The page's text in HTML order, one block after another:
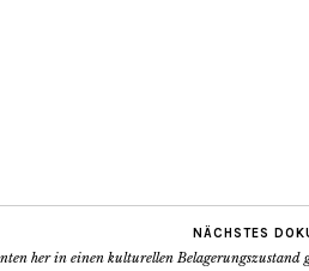
NÄCHSTES
her in einen kulturellen Belagerungszustand